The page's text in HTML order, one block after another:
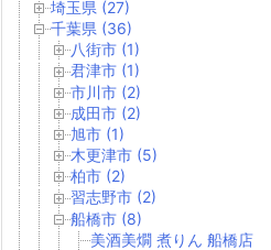
埼玉県 (27)
千葉県 (36)
八街市 (1)
君津市 (1)
市川市 (2)
成田市 (2)
旭市 (1)
木更津市 (5)
柏市 (2)
習志野市 (2)
船橋市 (8)
美酒美燗 煮りん 船橋店